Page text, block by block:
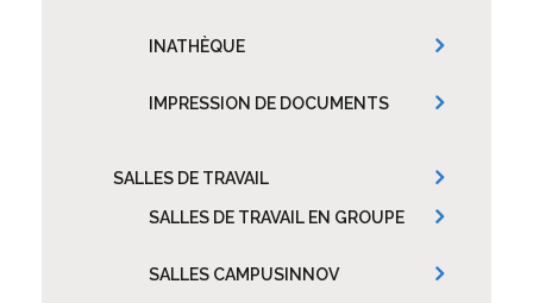
INATHÈQUE
IMPRESSION DE DOCUMENTS
SALLES DE TRAVAIL
SALLES DE TRAVAIL EN GROUPE
SALLES CAMPUSINNOV